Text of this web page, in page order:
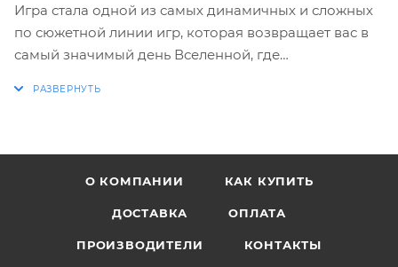
Игра стала одной из самых динамичных и сложных
по сюжетной линии игр, которая возвращает вас в
самый значимый день Вселенной, где
вращается вокруг отряда солдат Kilo Squad,
сформированного за несколько лет до событий
Отряда, возглавляет ДЕЙМОН БАЙРД (DAMON
О КОМПАНИИ КАК КУПИТЬ
ДОСТАВКА ОПЛАТА
ПРОИЗВОДИТЕЛИ КОНТАКТЫ